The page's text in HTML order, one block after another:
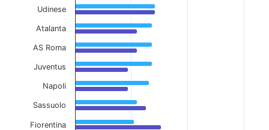
Udinese
Atalanta
AS Roma
Juventus
Napoli
Sassuolo
Fiorentina